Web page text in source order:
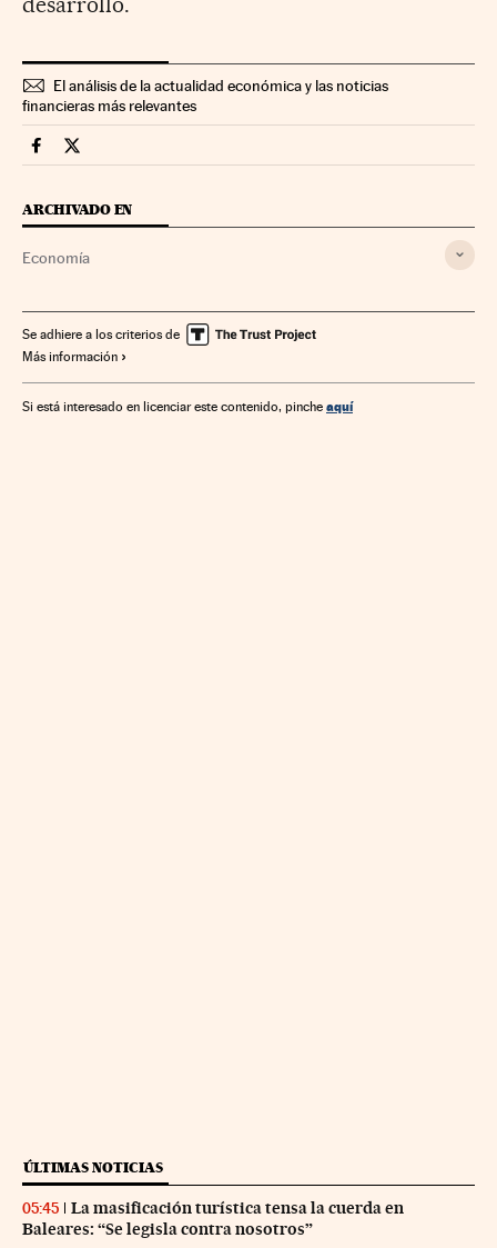
El análisis de la actualidad económica y las noticias
financieras más relevantes
Economia Cinco Días en Facebook
Economia Cinco Días en Twitter
ARCHIVADO EN
Economía
Se adhiere a los criterios de
Más información
Si está interesado en licenciar este contenido, pinche aquí
ÚLTIMAS NOTICIAS
05:45
La masificación turística tensa la cuerda en
Baleares: “Se legisla contra nosotros”